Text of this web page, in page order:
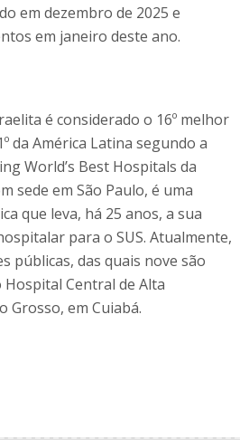
em dezembro de 2025 e
em janeiro deste ano.
é considerado o 16º melhor
da América Latina segundo a
World’s Best Hospitals da
sede em São Paulo, é uma
que leva, há 25 anos, a sua
para o SUS. Atualmente,
públicas, das quais nove são
Central de Alta
Grosso, em Cuiabá.